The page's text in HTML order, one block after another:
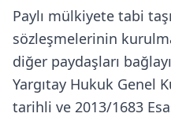
Paylı mülkiyete tabi
sözleşmelerinin
diğer paydaşları
Yargıtay Hukuk Genel
tarihli ve 2013/1683